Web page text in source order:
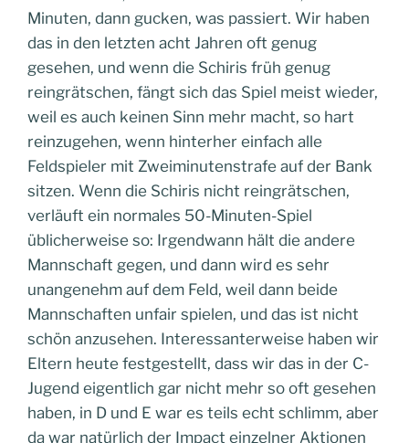
Minuten, dann gucken, was passiert. Wir haben
das in den letzten acht Jahren oft genug
gesehen, und wenn die Schiris früh genug
reingrätschen, fängt sich das Spiel meist wieder,
weil es auch keinen Sinn mehr macht, so hart
reinzugehen, wenn hinterher einfach alle
Feldspieler mit Zweiminutenstrafe auf der Bank
sitzen. Wenn die Schiris nicht reingrätschen,
verläuft ein normales 50-Minuten-Spiel
üblicherweise so: Irgendwann hält die andere
Mannschaft gegen, und dann wird es sehr
unangenehm auf dem Feld, weil dann beide
Mannschaften unfair spielen, und das ist nicht
schön anzusehen. Interessanterweise haben wir
Eltern heute festgestellt, dass wir das in der C-
Jugend eigentlich gar nicht mehr so oft gesehen
haben, in D und E war es teils echt schlimm, aber
da war natürlich der Impact einzelner Aktionen